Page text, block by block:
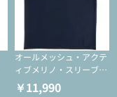
オールメッシュ・アクテ
ィブメリノ・スリーブレ
ス
￥11,990